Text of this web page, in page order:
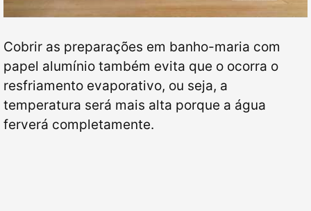
Cobrir as preparações em banho-maria com
papel alumínio também evita que o ocorra o
resfriamento evaporativo, ou seja, a
temperatura será mais alta porque a água
ferverá completamente.